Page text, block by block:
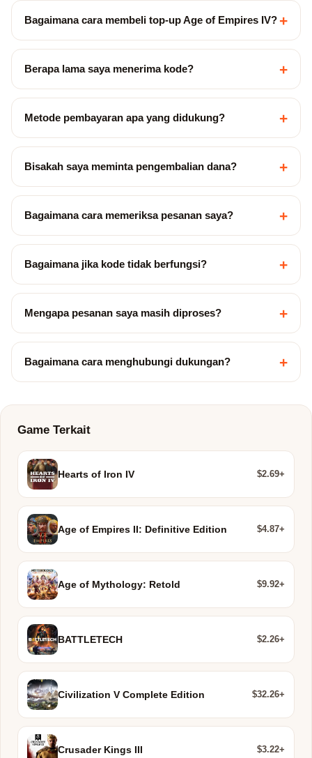
Bagaimana cara membeli top-up Age of Empires IV?+
Berapa lama saya menerima kode? +
Metode pembayaran apa yang didukung? +
Bisakah saya meminta pengembalian dana? +
Bagaimana cara memeriksa pesanan saya? +
Bagaimana jika kode tidak berfungsi? +
Mengapa pesanan saya masih diproses? +
Bagaimana cara menghubungi dukungan? +
Game Terkait
Hearts of Iron IV $2.69+
Age of Empires II: Definitive Edition $4.87+
Age of Mythology: Retold $9.92+
BATTLETECH $2.26+
Civilization V Complete Edition $32.26+
Crusader Kings III $3.22+